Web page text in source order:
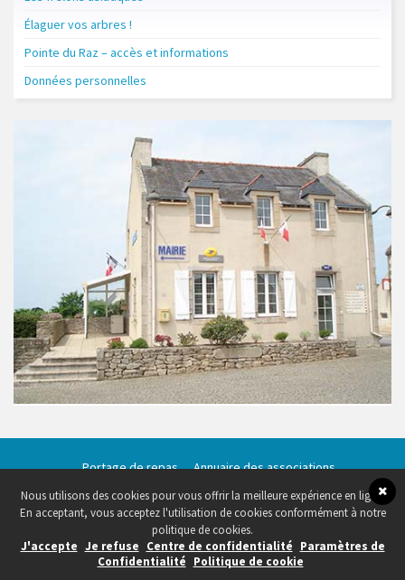
Élaguer vos arbres !
Pointe du Raz – accès et informations
Données personnelles
Portage de repas
Annuaire des associations
Qualité des eaux de baignade
Copyright 2019 Mairie de Beuzec Cap SizunCentre de confidentialité-Création site
web Brest
Conception site web
Agence web Brest-Création site internet Brest
Nous utilisons des cookies pour vous offrir la meilleure expérience en ligne.
En acceptant, vous acceptez l'utilisation de cookies conformément à notre
politique de cookies.
J'accepte Je refuse Centre de confidentialité Paramètres de
Confidentialité Politique de cookie